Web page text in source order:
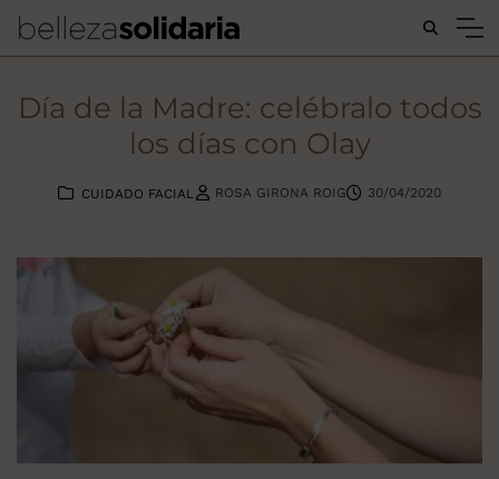
Buscar...
Día de la Madre: celébralo todos
los días con Olay
CUIDADO FACIAL ROSA GIRONA ROIG 30/04/2020